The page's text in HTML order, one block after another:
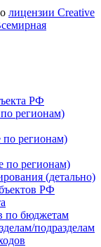
лицензии Creative
РФ
регионам)
по регионам)
по регионам)
(детально)
РФ
по бюджетам
подразделам